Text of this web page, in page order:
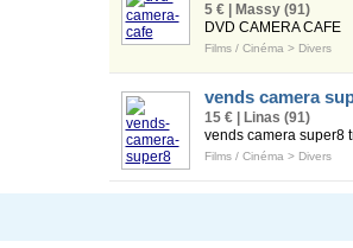
5 € | Massy (91)
DVD CAMERA CAFE
Films / Cinéma > Divers
vends camera
15 € | Linas (91)
vends camera super8
Films / Cinéma > Divers